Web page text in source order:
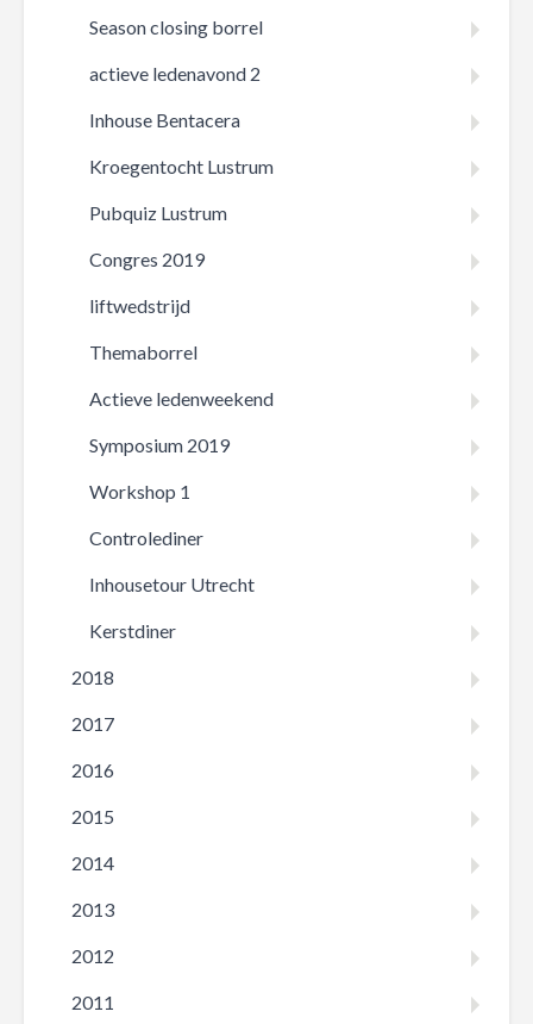
Season closing borrel
actieve ledenavond 2
Inhouse Bentacera
Kroegentocht Lustrum
Pubquiz Lustrum
Congres 2019
liftwedstrijd
Themaborrel
Actieve ledenweekend
Symposium 2019
Workshop 1
Controlediner
Inhousetour Utrecht
Kerstdiner
2018
2017
2016
2015
2014
2013
2012
2011